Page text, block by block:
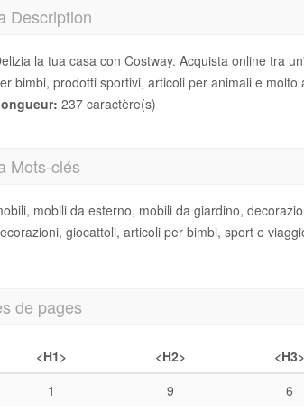
Description
la tua casa con Costway. Acquista online tra
bimbi, prodotti sportivi, articoli per animali e
237 caractère(s)
Mots-clés
mobili da esterno, mobili da giardino,
giocattoli, articoli per bimbi, sport e
de pages
<H1> <H2> <H3>
1
9 6